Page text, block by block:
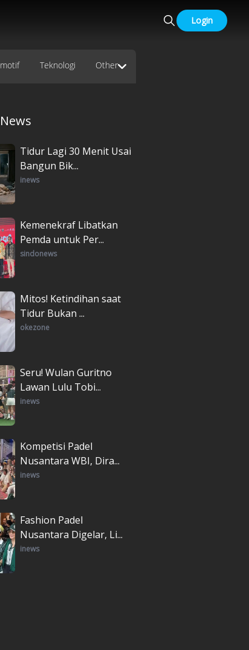
Login
Teknologi Other
Tidur Lagi 30 Menit Usai
Bangun Bik...
inews
Kemenekraf Libatkan
Pemda untuk Per...
sindonews
Mitos! Ketindihan saat
Tidur Bukan ...
okezone
Seru! Wulan Guritno
Lawan Lulu Tobi...
inews
Kompetisi Padel
Nusantara WBI, Dira...
inews
Fashion Padel
Nusantara Digelar, Li...
inews